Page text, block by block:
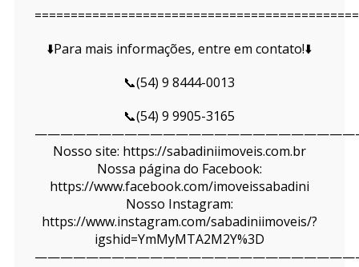
⬇️Para mais informações, entre em contato!⬇️
📞(54) 9 8444-0013
📞(54) 9 9905-3165
Nosso site: https://sabadiniimoveis.com.br
Nossa página do Facebook:
https://www.facebook.com/imoveissabadini
Nosso Instagram:
https://www.instagram.com/sabadiniimoveis/?
igshid=YmMyMTA2M2Y%3D